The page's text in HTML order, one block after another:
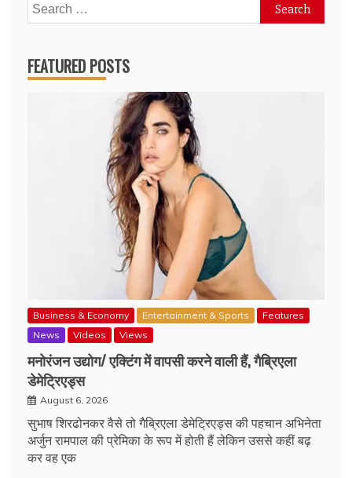
Search
for:
FEATURED POSTS
Business & Economy Entertainment & Sports
Features
News
Videos Views
मनोरंजन उद्योग/ एक्टिंग में वापसी करने वाली हैं, गैब्रिएला
डेमेट्रिएड्स
August 6, 2026
सुभाष शिरढोनकर वैसे तो गैब्रिएला डेमेट्रिएड्स की पहचान अभिनेता
अर्जुन रामपाल की प्रेमिका के रूप में होती हैं लेकिन उससे कहीं बढ़
कर वह एक